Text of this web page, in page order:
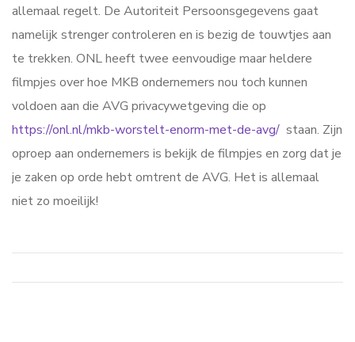
allemaal regelt. De Autoriteit Persoonsgegevens gaat
namelijk strenger controleren en is bezig de touwtjes aan
te trekken. ONL heeft twee eenvoudige maar heldere
filmpjes over hoe MKB ondernemers nou toch kunnen
voldoen aan die AVG privacywetgeving die op
https://onl.nl/mkb-worstelt-enorm-met-de-avg/ staan. Zijn
oproep aan ondernemers is bekijk de filmpjes en zorg dat je
je zaken op orde hebt omtrent de AVG. Het is allemaal
niet zo moeilijk!